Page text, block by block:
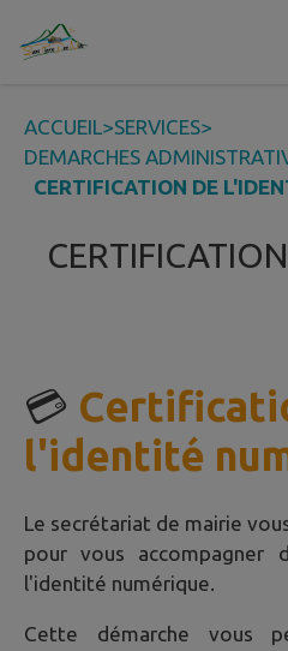
Contenu
ACCUEIL>SERVICES>
DEMARCHES
CERTIFICATION DE
💳
l'identité
Le secrétariat de mairie
pour vous accompagner
l'identité numérique.
Cette démarche vous